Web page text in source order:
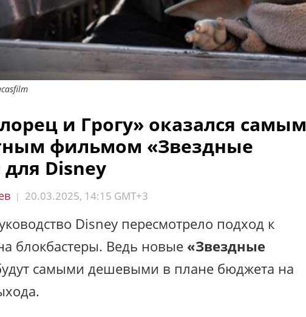
и Грогу» оказался самым
фильмом «Звездные
Disney
| 20.03.2025, 14:15 GMT+3
Disney пересмотрело подход к
блокбастеры. Ведь новые «Звездные
самыми дешевыми в плане бюджета на